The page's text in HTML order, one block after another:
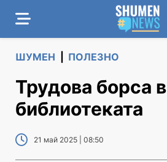
ШУМЕН ПОЛЕЗНО
Трудова борса в
библиотеката
21 май 2025 | 08:50